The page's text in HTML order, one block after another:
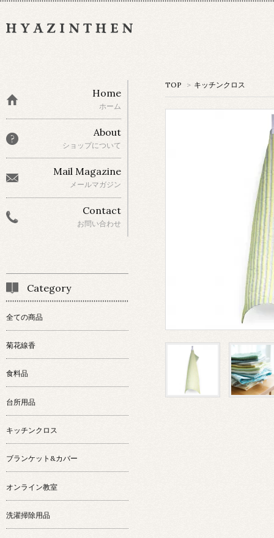
TOP > キッチンクロス
Home
ホーム
About
ショップについて
Mail Magazine
メールマガジン
Contact
お問い合わせ
Category
全ての商品
菊花線香
食料品
台所用品
キッチンクロス
ブランケット&カバー
オンライン教室
洗濯掃除用品